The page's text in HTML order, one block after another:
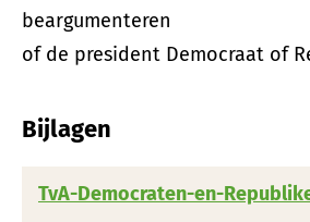
beargumenteren
of de president Democraat of
Bijlagen
TvA-Democraten-en-